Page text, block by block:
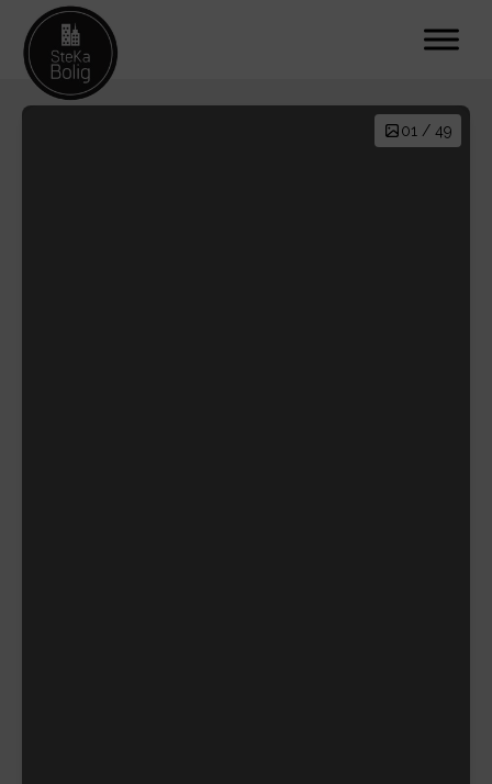
01 / 49